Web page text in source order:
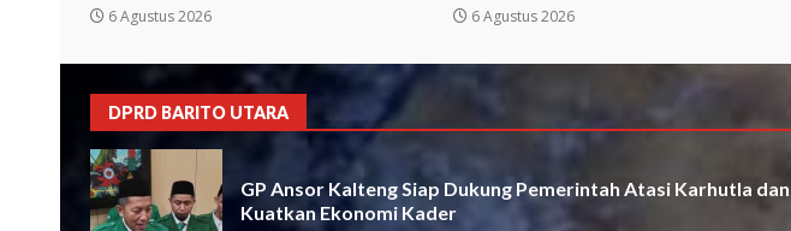
6 Agustus 2026 6 Agustus 2026
DPRD BARITO UTARA
GP Ansor Kalteng Siap Dukung Pemerintah Atasi Karhutla dan
Kuatkan Ekonomi Kader